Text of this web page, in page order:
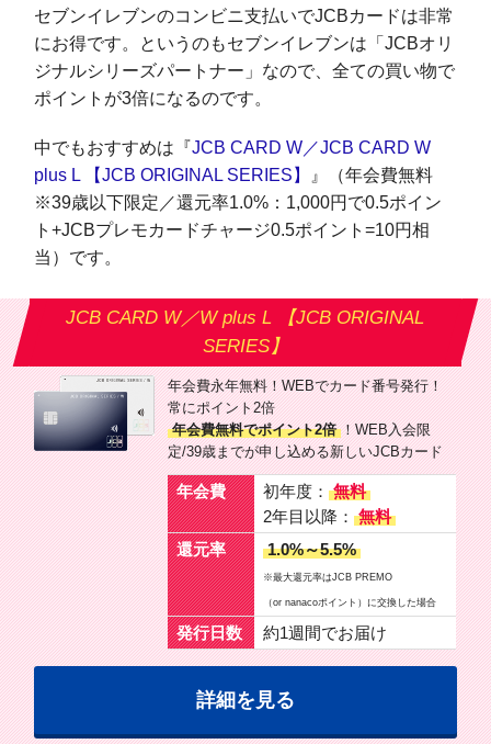
セブンイレブンのコンビニ支払いでJCBカードは非常
にお得です。というのもセブンイレブンは「JCBオリ
ジナルシリーズパートナー」なので、全ての買い物で
ポイントが3倍になるのです。
中でもおすすめは『JCB CARD W／JCB CARD W
plus L 【JCB ORIGINAL SERIES】
』（年会費無料
※39歳以下限定／還元率1.0%：1,000円で0.5ポイン
ト+JCBプレモカードチャージ0.5ポイント=10円相
当）です。
JCB CARD W／W plus L 【JCB ORIGINAL
SERIES】
年会費永年無料！WEBでカード番号発行！
常にポイント2倍
年会費無料でポイント2倍 ！WEB入会限
定/39歳までが申し込める新しいJCBカード
年会費 初年度： 無料
2年目以降： 無料
還元率
1.0%～5.5%
※最大還元率はJCB PREMO
（or nanacoポイント）に交換した場合
発行日数 約1週間でお届け
詳細を見る